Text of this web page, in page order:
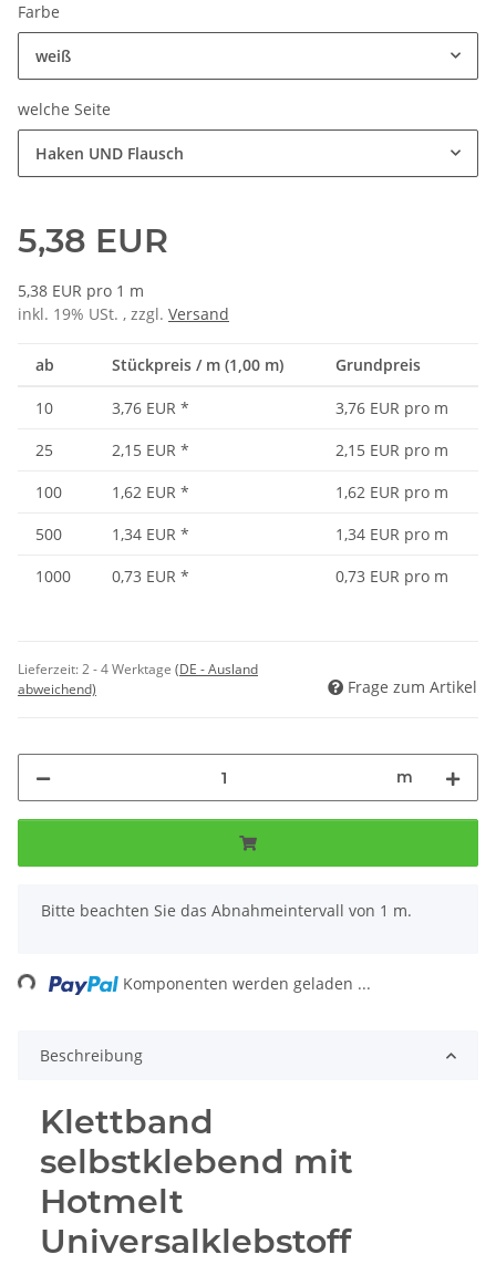
Farbe
weiß
welche Seite
Haken UND Flausch
5,38 EUR
5,38 EUR pro 1 m
inkl. 19% USt. , zzgl. Versand
ab Stückpreis / m (1,00 m) Grundpreis
10 3,76 EUR *
3,76 EUR pro m
25
2,15 EUR *
2,15 EUR pro m
100
1,62 EUR *
1,62 EUR pro m
500
1,34 EUR *
1,34 EUR pro m
1000
0,73 EUR * 0,73 EUR pro m
Lieferzeit:2 - 4 Werktage (DE - Ausland
abweichend)
Frage zum Artikel
m
x
Bitte beachten Sie das Abnahmeintervall von 1 m.
Komponenten werden geladen ...
Beschreibung
Klettband
selbstklebend mit
Hotmelt
Universalklebstoff